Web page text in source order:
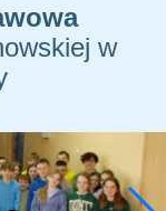
w